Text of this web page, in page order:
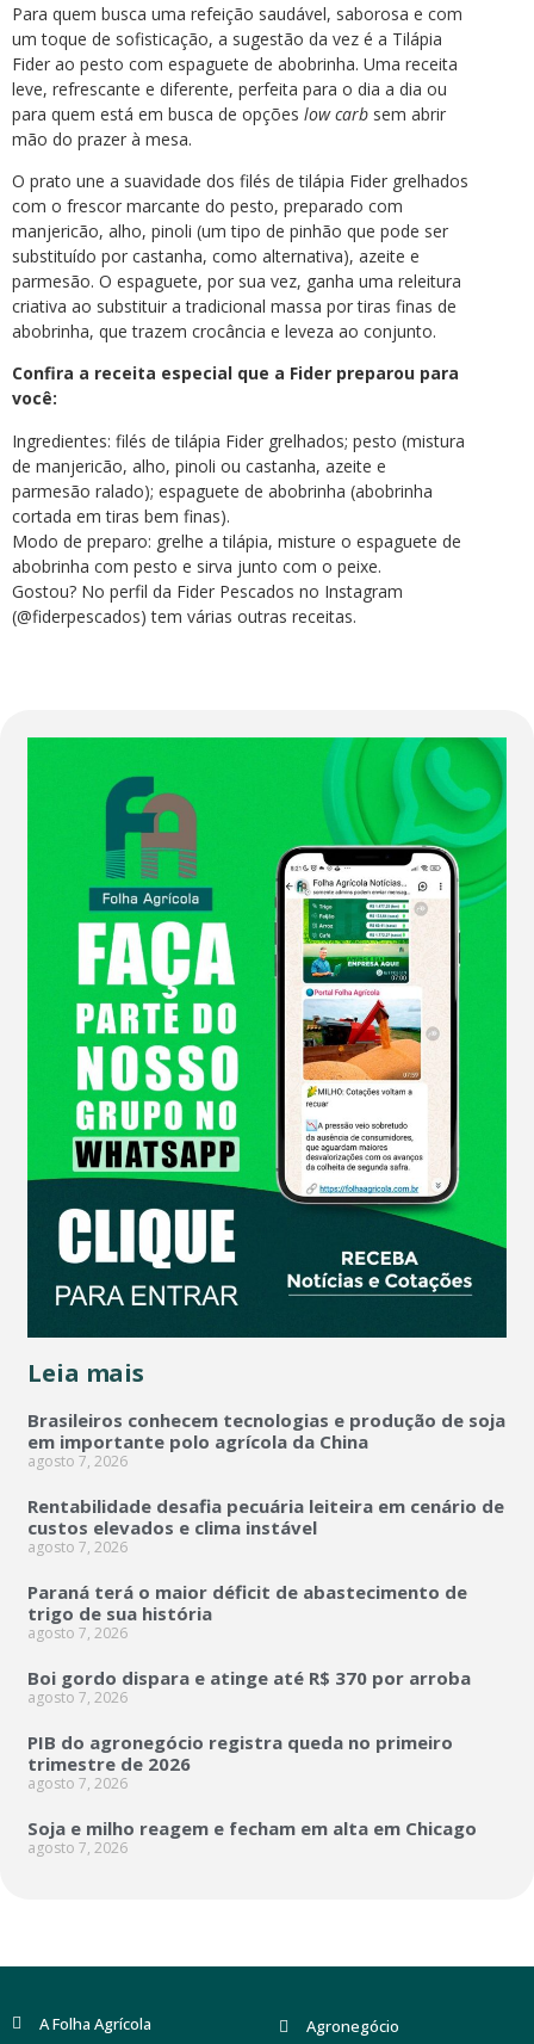
Para quem busca uma refeição saudável, saborosa e com
um toque de sofisticação, a sugestão da vez é a Tilápia
Fider ao pesto com espaguete de abobrinha. Uma receita
leve, refrescante e diferente, perfeita para o dia a dia ou
para quem está em busca de opções low carb sem abrir
mão do prazer à mesa.
O prato une a suavidade dos filés de tilápia Fider grelhados
com o frescor marcante do pesto, preparado com
manjericão, alho, pinoli (um tipo de pinhão que pode ser
substituído por castanha, como alternativa), azeite e
parmesão. O espaguete, por sua vez, ganha uma releitura
criativa ao substituir a tradicional massa por tiras finas de
abobrinha, que trazem crocância e leveza ao conjunto.
Confira a receita especial que a Fider preparou para
você:
Ingredientes: filés de tilápia Fider grelhados; pesto (mistura
de manjericão, alho, pinoli ou castanha, azeite e
parmesão ralado); espaguete de abobrinha (abobrinha
cortada em tiras bem finas).
Modo de preparo: grelhe a tilápia, misture o espaguete de
abobrinha com pesto e sirva junto com o peixe.
Gostou? No perfil da Fider Pescados no Instagram
(@fiderpescados) tem várias outras receitas.
Leia mais
Brasileiros conhecem tecnologias e produção de soja
em importante polo agrícola da China
agosto 7, 2026
Rentabilidade desafia pecuária leiteira em cenário de
custos elevados e clima instável
agosto 7, 2026
Paraná terá o maior déficit de abastecimento de
trigo de sua história
agosto 7, 2026
Boi gordo dispara e atinge até R$ 370 por arroba
agosto 7, 2026
PIB do agronegócio registra queda no primeiro
trimestre de 2026
agosto 7, 2026
Soja e milho reagem e fecham em alta em Chicago
agosto 7, 2026
A Folha Agrícola
Agronegócio